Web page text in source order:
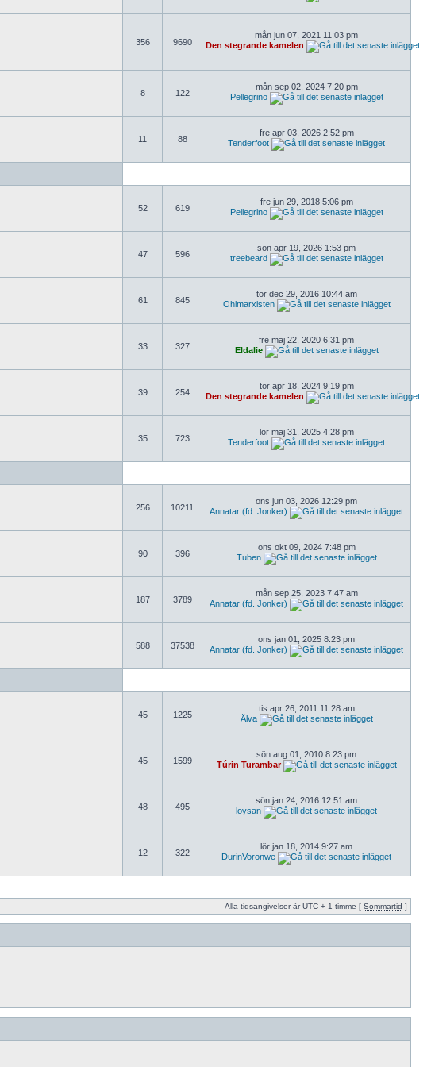
356 9690
mån jun 07, 2021 11:03 pm
Den stegrande kamelen
8 122
mån sep 02, 2024 7:20 pm
Pellegrino
11 88
fre apr 03, 2026 2:52 pm
Tenderfoot
52 619
fre jun 29, 2018 5:06 pm
Pellegrino
47 596
sön apr 19, 2026 1:53 pm
treebeard
61 845
tor dec 29, 2016 10:44 am
Ohlmarxisten
33 327
fre maj 22, 2020 6:31 pm
Eldalie
39 254
tor apr 18, 2024 9:19 pm
Den stegrande kamelen
35 723
lör maj 31, 2025 4:28 pm
Tenderfoot
256 10211
ons jun 03, 2026 12:29 pm
Annatar (fd. Jonker)
90 396
ons okt 09, 2024 7:48 pm
Tuben
187 3789
mån sep 25, 2023 7:47 am
Annatar (fd. Jonker)
588 37538
ons jan 01, 2025 8:23 pm
Annatar (fd. Jonker)
45 1225
tis apr 26, 2011 11:28 am
Älva
45 1599
sön aug 01, 2010 8:23 pm
Túrin Turambar
48 495
sön jan 24, 2016 12:51 am
loysan
12 322
lör jan 18, 2014 9:27 am
DurinVoronwe
Alla tidsangivelser är UTC + 1 timme [ Sommartid ]